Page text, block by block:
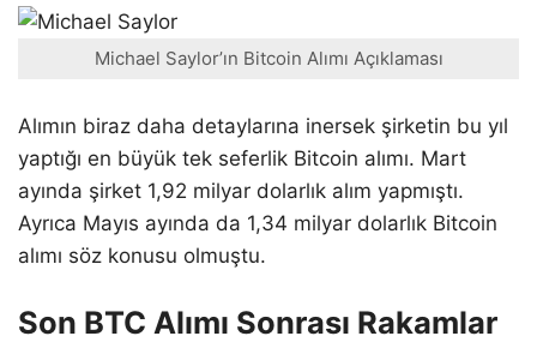
Michael Saylor’ın Bitcoin Alımı Açıklaması
Alımın biraz daha detaylarına inersek şirketin bu yıl
yaptığı en büyük tek seferlik Bitcoin alımı. Mart
ayında şirket 1,92 milyar dolarlık alım yapmıştı.
Ayrıca Mayıs ayında da 1,34 milyar dolarlık Bitcoin
alımı söz konusu olmuştu.
Son BTC Alımı Sonrası Rakamlar